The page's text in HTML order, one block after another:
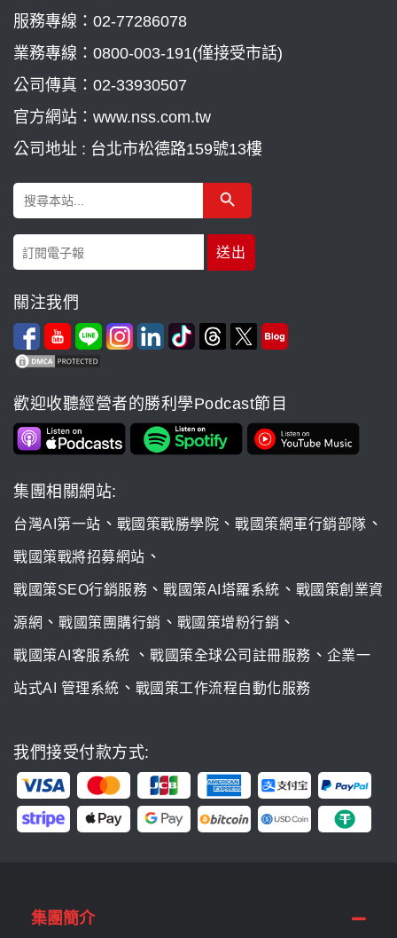
服務專線： 02-77286078
業務專線： 0800-003-191(僅接受市話)
公司傳真：02-33930507
官方網站：www.nss.com.tw
公司地址 : 台北市松德路159號13樓
Search
for:
Search Button
關注我們
歡迎收聽經營者的勝利學Podcast節目
集團相關網站:
台灣AI第一站 、 戰國策戰勝學院 、 戰國策網軍行銷部隊 、
戰國策戰將招募網站 、
戰國策SEO行銷服務 、 戰國策AI塔羅系統 、 戰國策創業資
源網 、 戰國策團購行銷 、 戰國策增粉行銷 、
戰國策AI客服系統 、 戰國策全球公司註冊服務 、 企業一
站式AI 管理系統 、 戰國策工作流程自動化服務
我們接受付款方式:
集團簡介